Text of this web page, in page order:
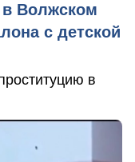
в Волжском
с детской
в